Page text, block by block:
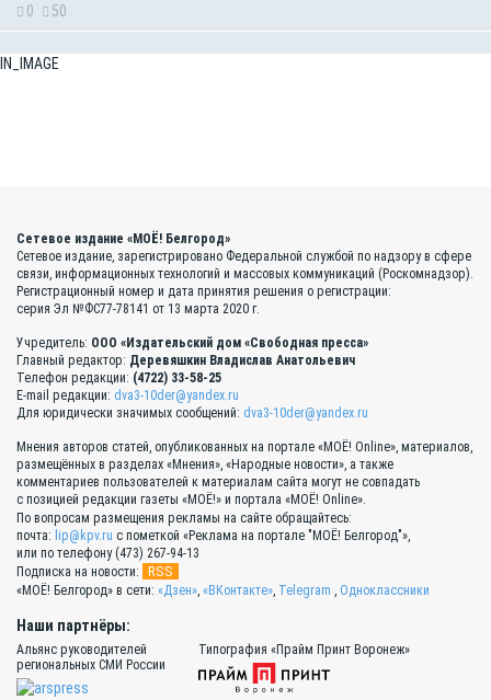
0 50
IN_IMAGE
Сетевое издание «МОЁ! Белгород»
Сетевое издание, зарегистрировано Федеральной службой по надзору в сфере
связи, информационных технологий и массовых коммуникаций (Роскомнадзор).
Регистрационный номер и дата принятия решения о регистрации:
серия Эл №ФС77-78141 от 13 марта 2020 г.
Учредитель: ООО «Издательский дом «Свободная пресса»
Главный редактор: Деревяшкин Владислав Анатольевич
Телефон редакции: (4722) 33-58-25
E-mail редакции: dva3-10der@yandex.ru
Для юридически значимых сообщений: dva3-10der@yandex.ru
Мнения авторов статей, опубликованных на портале «МОЁ! Online», материалов,
размещённых в разделах «Мнения», «Народные новости», а также
комментариев пользователей к материалам сайта могут не совпадать
с позицией редакции газеты «МОЁ!» и портала «МОЁ! Online».
По вопросам размещения рекламы на сайте обращайтесь:
почта: lip@kpv.ru с пометкой «Реклама на портале "МОЁ! Белгород"»,
или по телефону (473) 267-94-13
Подписка на новости:
RSS
«МОЁ! Белгород» в сети: «Дзен» «ВКонтакте» Telegram Одноклассники
Наши партнёры:
Альянс руководителей
региональных СМИ России
Типография «Прайм Принт Воронеж»